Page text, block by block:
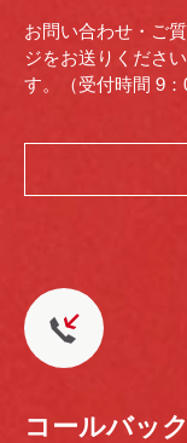
お問い合わせ・ご
ジをお送りくださ
す。（受付時間 9
コールバッ